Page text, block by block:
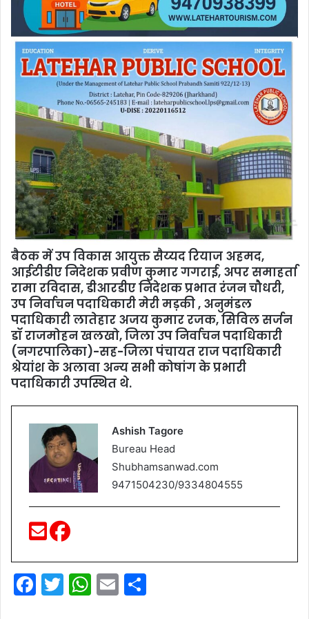
बैठक में उप विकास आयुक्त सैय्यद रियाज अहमद,
आईटीडीए निदेशक प्रवीण कुमार गगराई, अपर समाहर्ता
रामा रविदास, डीआरडीए निदेशक प्रभात रंजन चौधरी,
उप निर्वाचन पदाधिकारी मेरी मड़की , अनुमंडल
पदाधिकारी लातेहार अजय कुमार रजक, सिविल सर्जन
डॉ राजमोहन खलखो, जिला उप निर्वाचन पदाधिकारी
(नगरपालिका)-सह-जिला पंचायत राज पदाधिकारी
श्रेयांश के अलावा अन्‍य सभी कोषांग के प्रभारी
पदाधिकारी उपस्थित थे.
Ashish Tagore
Bureau Head
Shubhamsanwad.com
9471504230/9334804555
F
T
W E